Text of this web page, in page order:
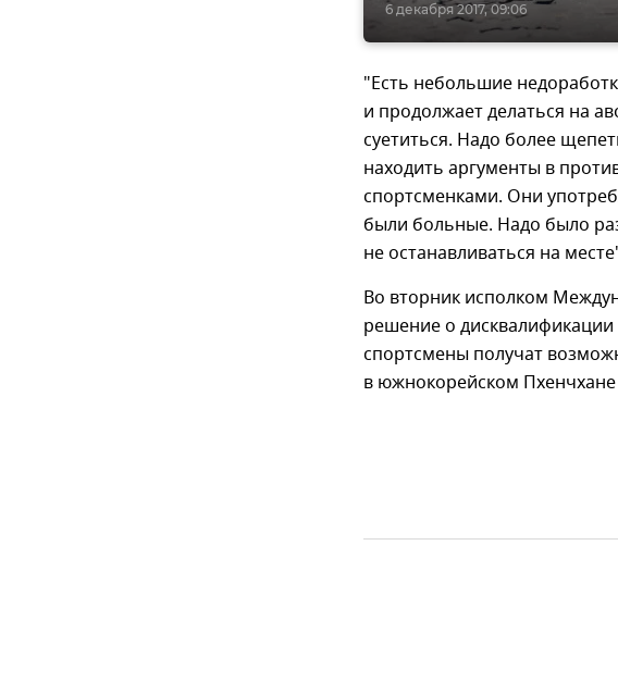
6 декабря 2017, 09:06
"Есть небольшие
и продолжает делаться на
суетиться. Надо более
находить аргументы в
спортсменками. Они
были больные. Надо было
не останавливаться на
Во вторник исполком
решение о
спортсмены получат
в южнокорейском